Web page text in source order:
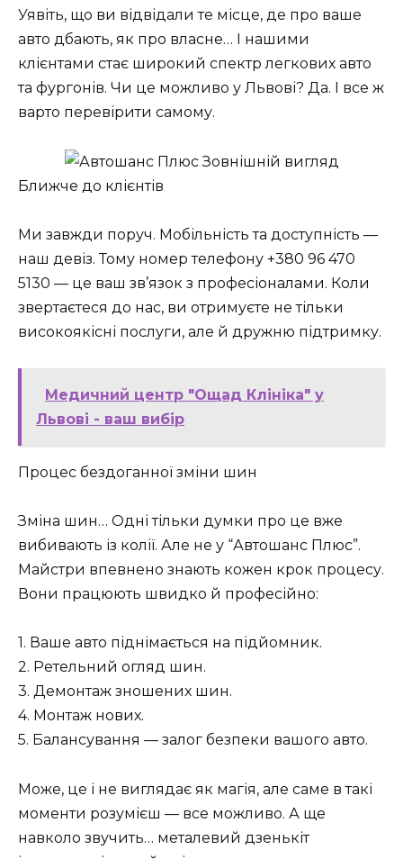
Уявіть, що ви відвідали те місце, де про ваше
авто дбають, як про власне… І нашими
клієнтами стає широкий спектр легкових авто
та фургонів. Чи це можливо у Львові? Да. І все ж
варто перевірити самому.
Ближче до клієнтів
Ми завжди поруч. Мобільність та доступність —
наш девіз. Тому номер телефону +380 96 470
5130 — це ваш зв’язок з професіоналами. Коли
звертаєтеся до нас, ви отримуєте не тільки
високоякісні послуги, але й дружню підтримку.
Медичний центр "Ощад Клініка" у
Львові - ваш вибір
Процес бездоганної зміни шин
Зміна шин… Одні тільки думки про це вже
вибивають із колії. Але не у “Автошанс Плюс”.
Майстри впевнено знають кожен крок процесу.
Вони працюють швидко й професійно:
1. Ваше авто піднімається на підйомник.
2. Ретельний огляд шин.
3. Демонтаж зношених шин.
4. Монтаж нових.
5. Балансування — залог безпеки вашого авто.
Може, це і не виглядає як магія, але саме в такі
моменти розумієш — все можливо. А ще
навколо звучить… металевий дзенькіт